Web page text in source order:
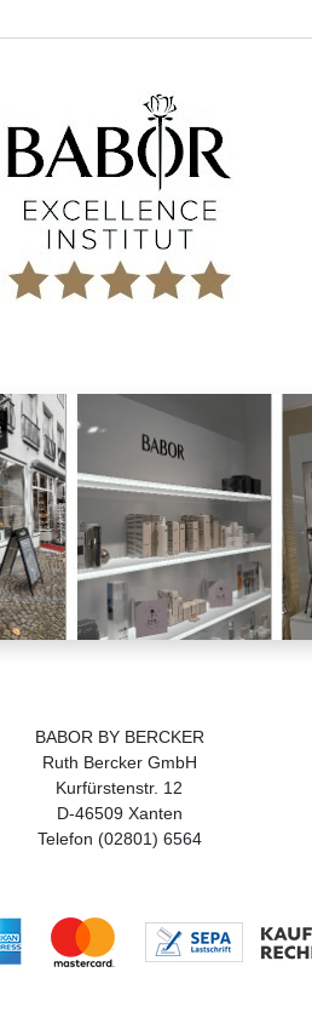
BABOR BY BERCKER
Ruth Bercker GmbH
Kurfürstenstr. 12
D-46509 Xanten
Telefon (02801) 6564